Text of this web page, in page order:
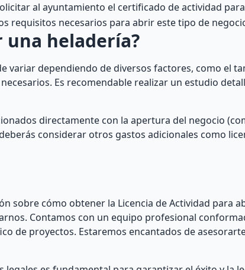
al ayuntamiento el certificado de actividad
requisitos necesarios para abrir este tipo de
una heladería?
variar dependiendo de diversos factores, como el
Es recomendable realizar un estudio
directamente con la apertura del negocio
considerar otros gastos adicionales como
sobre cómo obtener la Licencia de Actividad para
Contamos con un equipo profesional
de proyectos. Estaremos encantados de